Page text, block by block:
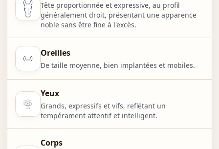
Tête proportionnée et expressive, au profil
généralement droit, présentant une apparence
noble sans être fine à l'excès.
Oreilles
De taille moyenne, bien implantées et mobiles.
Yeux
Grands, expressifs et vifs, reflétant un
tempérament attentif et intelligent.
Corps